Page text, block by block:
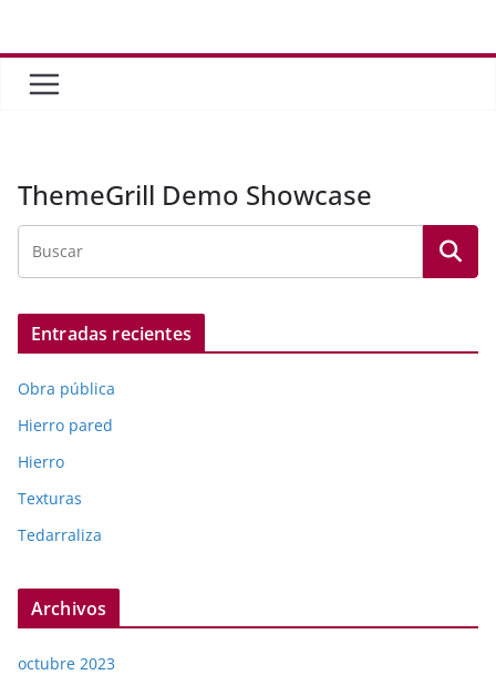
contenido
ThemeGrill Demo Showcase
Entradas recientes
Obra pública
Hierro pared
Hierro
Texturas
Tedarraliza
Archivos
octubre 2023